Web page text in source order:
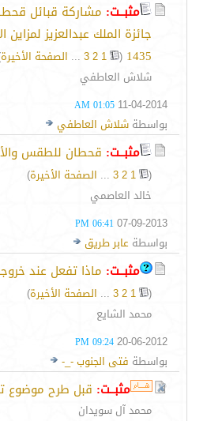
مثبــت: مشاركة قبائل
جائزة الملك عبدالعزيز لمزاين
1435
(
1
2
3
... الصفحة الأخيرة
شلاش العاطفي
11-04-2014
01:05 AM
بواسطة شلاش العاطفي
مثبــت: قحطان للطقس
(
1
2
3
... الصفحة الأخيرة)
خالد العاصمي
07-09-2013
06:41 PM
بواسطة عابر طريق
مثبــت: ماذا تفعل عند
(
1
2
3
... الصفحة الأخيرة)
محمد الشايع
20-06-2012
09:24 PM
بواسطة فتى الجنوب -_-
مثبــت: قبل طرح موضوع
محمد آل سويدان